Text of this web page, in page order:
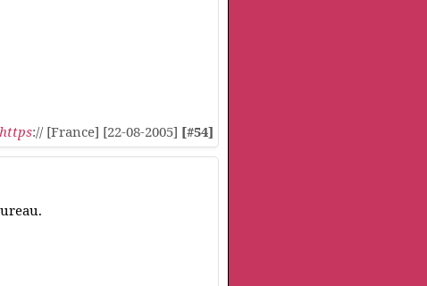
https:// [France] [22-08-2005] [#54]